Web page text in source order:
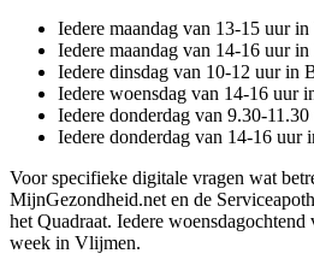
Iedere maandag van 13-15 uur
Iedere maandag van 14-16 uur
Iedere dinsdag van 10-12 uur in
Iedere woensdag van 14-16 uur
Iedere donderdag van 9.30-
Iedere donderdag van 14-16 uur
Voor specifieke digitale vragen wat
MijnGezondheid.net en de
het Quadraat. Iedere
week in Vlijmen.